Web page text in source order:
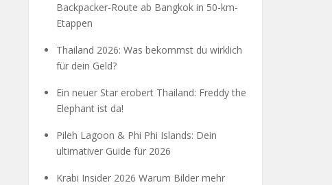
Backpacker-Route ab Bangkok in 50-km-
Etappen
Thailand 2026: Was bekommst du wirklich
für dein Geld?
Ein neuer Star erobert Thailand: Freddy the
Elephant ist da!
Pileh Lagoon & Phi Phi Islands: Dein
ultimativer Guide für 2026
Krabi Insider 2026 Warum Bilder mehr